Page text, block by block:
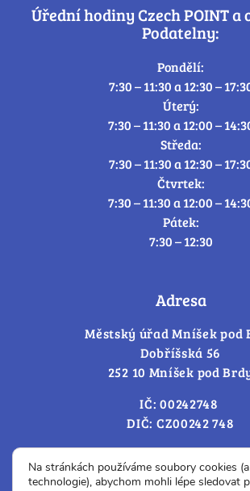
Úřední hodiny Czech POINT a
Podatelny:
Pondělí:
7:30 – 11:30 a 12:30 –
Úterý:
7:30 – 11:30 a 12:00 –
Středa:
7:30 – 11:30 a 12:30 –
Čtvrtek:
7:30 – 11:30 a 12:00 –
Pátek:
7:30 – 12:30
Adresa
Městský úřad Mníšek pod
Dobříšská 56
252 10 Mníšek pod
IČ: 00242748
DIČ: CZ00242 748
Cookies – změna
Na stránkách používáme soubory cookies
technologie), abychom mohli lépe sledovat